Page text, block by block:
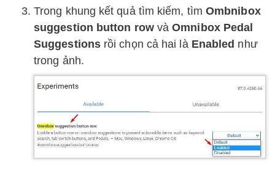
Trong khung kết quả tìm kiếm, tìm Ombnibox
suggestion button rowvàOmnibox Pedal
Suggestionsrồi chọn cả hai là Enabled như
trong ảnh.